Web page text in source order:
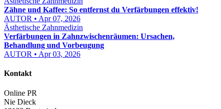
Zähne und Kaffee: So entfernst du Verfärbungen effektiv!
AUTOR • Apr 07, 2026
Ästhetische Zahnmedizin
Verfärbungen in Zahnzwischenräumen: Ursachen,
Behandlung und Vorbeugung
AUTOR • Apr 03, 2026
Kontakt
Online PR
Nie Dieck